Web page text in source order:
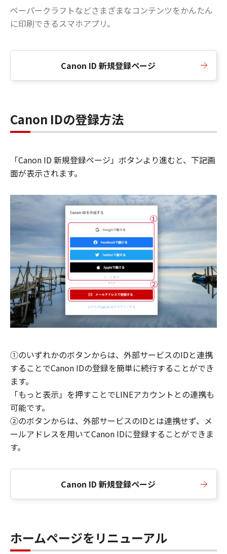
ペーパークラフトなどさまざまなコンテンツをかんたん
に印刷できるスマホアプリ。
Canon ID 新規登録ページ
Canon IDの登録方法
「Canon ID 新規登録ページ」ボタンより進むと、下記画
面が表示されます。
①のいずれかのボタンからは、外部サービスのIDと連携
することでCanon IDの登録を簡単に続行することができ
ます。
「もっと表示」を押すことでLINEアカウントとの連携も
可能です。
②のボタンからは、外部サービスのIDとは連携せず、メ
ールアドレスを用いてCanon IDに登録することができま
す。
Canon ID 新規登録ページ
ホームページをリニューアル